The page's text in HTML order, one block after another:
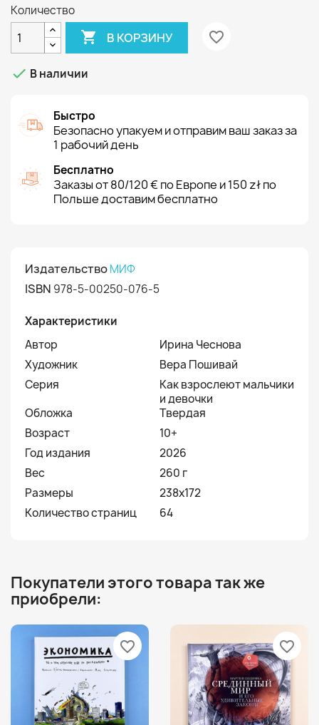
Количество
 В КОРЗИНУ favorite_border
 В наличии
Быстро
Безопасно упакуем и отправим ваш заказ за
1 рабочий день
Бесплатно
Заказы от 80/120 € по Европе и 150 zł по
Польше доставим бесплатно
ИздательствоМИФ
ISBN 978-5-00250-076-5
Характеристики
Автор
Ирина Чеснова
Художник
Вера Пошивай
Серия
Как взрослеют мальчики
и девочки
Обложка
Твердая
Возраст
10+
Год издания
2026
Вес
260 г
Размеры
238х172
Количество страниц
64
Покупатели этого товара так же
приобрели:
favorite_border favorite_border